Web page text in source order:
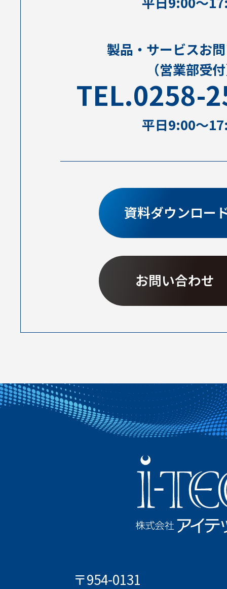
製品・サービスお
（営業部受
TEL.0258-
平⽇9:00〜
資料ダウンロー
お問い合わせ
〒954-0131